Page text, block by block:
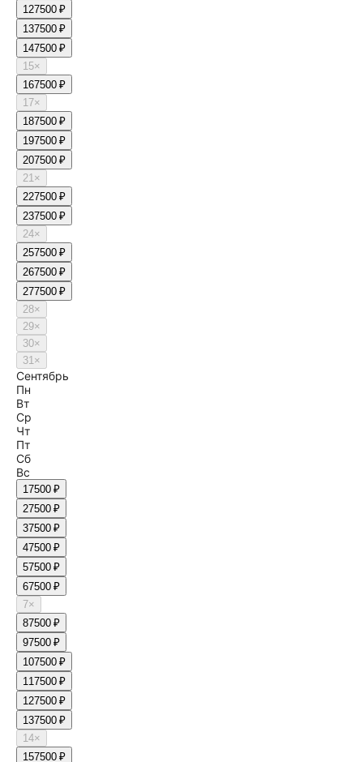
127500 ₽
137500 ₽
147500 ₽
15×
167500 ₽
17×
187500 ₽
197500 ₽
207500 ₽
21×
227500 ₽
237500 ₽
24×
257500 ₽
267500 ₽
277500 ₽
28×
29×
30×
31×
Сентябрь
Пн
Вт
Ср
Чт
Пт
Сб
Вс
17500 ₽
27500 ₽
37500 ₽
47500 ₽
57500 ₽
67500 ₽
7×
87500 ₽
97500 ₽
107500 ₽
117500 ₽
127500 ₽
137500 ₽
14×
157500 ₽